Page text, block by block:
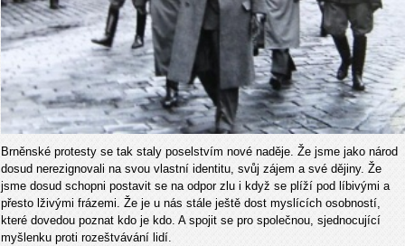
Brněnské protesty se tak staly poselstvím nové naděje. Že jsme jako národ
dosud nerezignovali na svou vlastní identitu, svůj zájem a své dějiny. Že
jsme dosud schopni postavit se na odpor zlu i když se plíží pod líbivými a
přesto lživými frázemi. Že je u nás stále ještě dost myslících osobností,
které dovedou poznat kdo je kdo. A spojit se pro společnou, sjednocující
myšlenku proti rozeštvávání lidí.